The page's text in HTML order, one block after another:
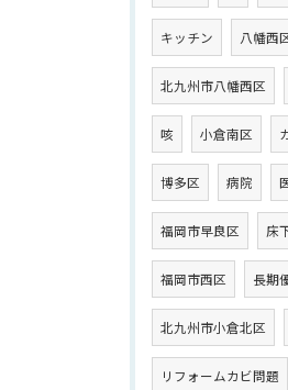
キッチン 八幡西
北九州市八幡西区
咳 小倉南区
博多区 病院
福岡市早良区 床
福岡市西区 長期
北九州市小倉北区
リフォームカビ問題